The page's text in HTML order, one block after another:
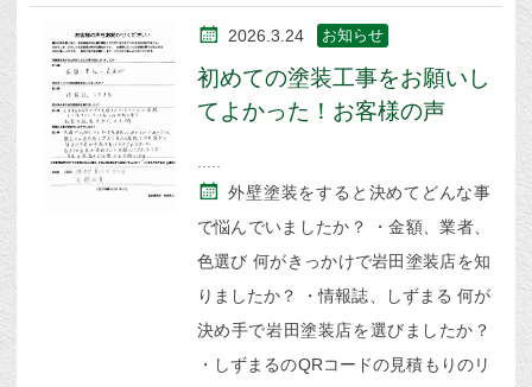
2026.3.24 お知らせ
初めての塗装工事をお願いし
てよかった！お客様の声
外壁塗装をすると決めてどんな事
で悩んでいましたか？ ・金額、業者、
色選び 何がきっかけで岩田塗装店を知
りましたか？ ・情報誌、しずまる 何が
決め手で岩田塗装店を選びましたか？
・しずまるのQRコードの見積もりのリ